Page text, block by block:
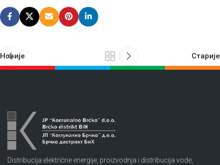
Новије Старије
Distribucija električne energije, proizvodnja i distribucija vode,